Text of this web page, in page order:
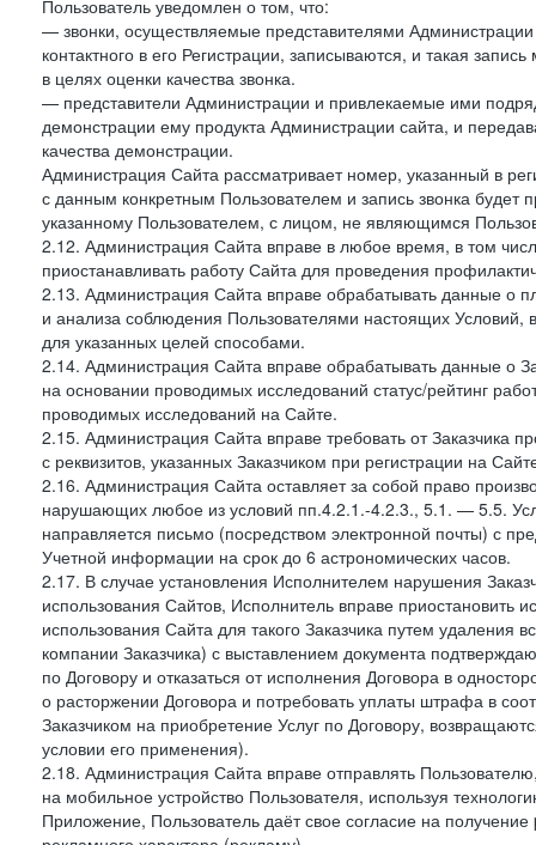
Пользователь уведомлен о том, что:
— звонки, осуществляемые представителями
контактного в его Регистрации, записываются, и такая
в целях оценки качества звонка.
— представители Администрации и привлекаемые ими
демонстрации ему продукта Администрации сайта, и
качества демонстрации.
Администрация Сайта рассматривает номер, указанный в
с данным конкретным Пользователем и запись звонка будет
указанному Пользователем, с лицом, не являющимся
2.12. Администрация Сайта вправе в любое время, в том
приостанавливать работу Сайта для проведения
2.13. Администрация Сайта вправе обрабатывать данные о
и анализа соблюдения Пользователями настоящих
для указанных целей способами.
2.14. Администрация Сайта вправе обрабатывать данные о
на основании проводимых исследований статус/рейтинг
проводимых исследований на Сайте.
2.15. Администрация Сайта вправе требовать от Заказчика
с реквизитов, указанных Заказчиком при регистрации на
2.16. Администрация Сайта оставляет за собой право
нарушающих любое из условий пп.4.2.1.-4.2.3., 5.1. — 5.5.
направляется письмо (посредством электронной почты) с
Учетной информации на срок до 6 астрономических часов.
2.17. В случае установления Исполнителем нарушения
использования Сайтов, Исполнитель вправе приостановить
использования Сайта для такого Заказчика путем
компании Заказчика) с выставлением документа
по Договору и отказаться от исполнения Договора в
о расторжении Договора и потребовать уплаты штрафа в
Заказчиком на приобретение Услуг по Договору,
условии его применения).
2.18. Администрация Сайта вправе отправлять
на мобильное устройство Пользователя, используя
Приложение, Пользователь даёт свое согласие на